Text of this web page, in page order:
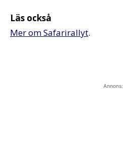
Läs också
Mer om Safarirallyt.
Annons: